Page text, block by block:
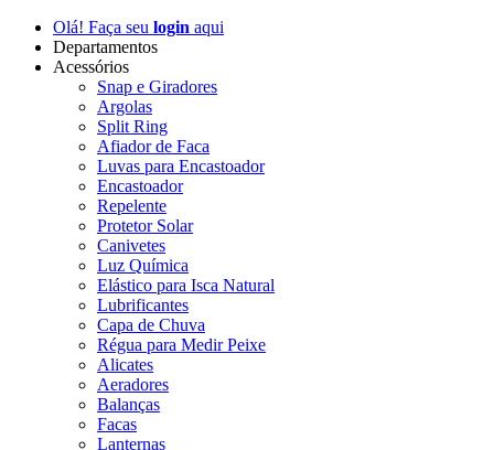
Olá! Faça seu login aqui
Departamentos
Acessórios
Snap e Giradores
Argolas
Split Ring
Afiador de Faca
Luvas para Encastoador
Encastoador
Repelente
Protetor Solar
Canivetes
Luz Química
Elástico para Isca Natural
Lubrificantes
Capa de Chuva
Régua para Medir Peixe
Alicates
Aeradores
Balanças
Facas
Lanternas